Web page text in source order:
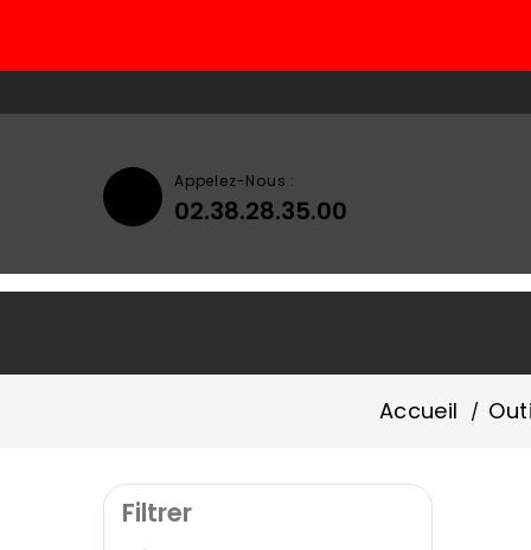
Appelez-Nous :
02.38.28.35.00
Accueil
Filtrer